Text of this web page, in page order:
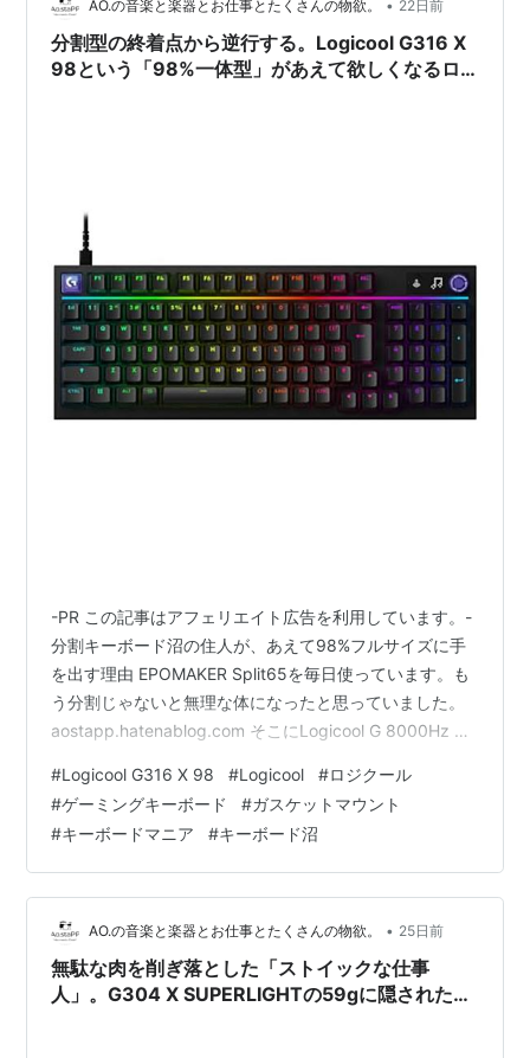
AO.の音楽と楽器とお仕事とたくさんの物欲。 • 22日前
分割型の終着点から逆行する。Logicool G316 X
98という「98%一体型」があえて欲しくなるロ
-PR この記事はアフェリエイト広告を利用しています。-
分割キーボード沼の住人が、あえて98%フルサイズに手
を出す理由 EPOMAKER Split65を毎日使っています。も
う分割じゃないと無理な体になったと思っていました。
aostapp.hatenablog.com そこにLogicool G 8000Hz ホ
（G316X-98-LNBKd）が飛び込んできた瞬間、正直グラ
ッときたんです。 98%レイアウト、8,000Hzポーリング
レート、ガスケットマウント。分割沼の住人が、あえて
一体型に触手を伸ばす理由、語らせてもらっていいです
か？ …
#Logicool G316 X 98 #Logicool #ロジクール
#ゲーミングキーボード #ガスケットマウント
#キーボードマニア #キーボード沼
AO.の音楽と楽器とお仕事とたくさんの物欲。 • 25日前
無駄な肉を削ぎ落とした「ストイックな仕事
人」。G304 X SUPERLIGHTの59gに隠された設